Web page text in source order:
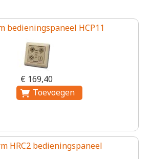
bedieningspaneel HCP11
€ 169,40
HRC2 bedieningspaneel